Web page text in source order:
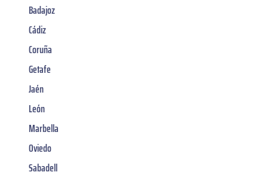
Badajoz
Cádiz
Coruña
Getafe
Jaén
León
Marbella
Oviedo
Sabadell